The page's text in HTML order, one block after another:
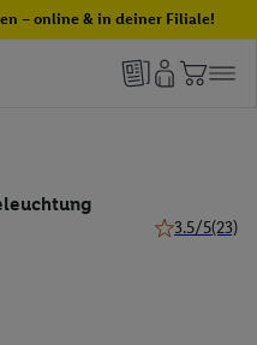
– online & in deiner Filiale!
3.5/5(23)